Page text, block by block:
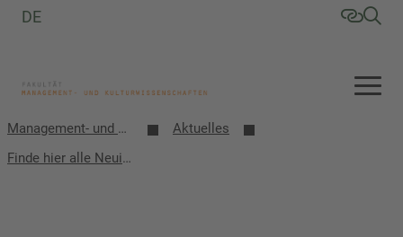
DE
Management- und Kulturwissenschaften
Aktuelles
Finde hier alle Neuigkeiten aus der Fakultät Management- und Kulturwissenschaften